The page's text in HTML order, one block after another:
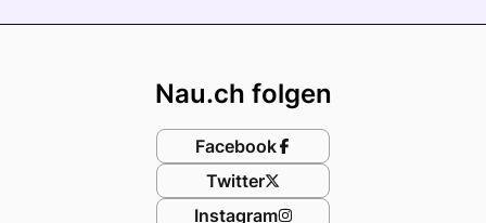
Nau.ch folgen
Facebook
Twitter
Instagram